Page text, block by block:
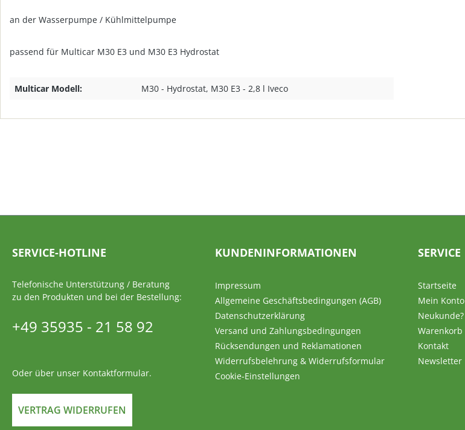
an der Wasserpumpe / Kühlmittelpumpe
passend für Multicar M30 E3 und M30 E3 Hydrostat
Multicar Modell: M30 - Hydrostat, M30 E3 - 2,8 l Iveco
SERVICE-HOTLINE
Telefonische Unterstützung / Beratung
zu den Produkten und bei der Bestellung:
+49 35935 - 21 58 92
Oder über unser Kontaktformular.
VERTRAG WIDERRUFEN
KUNDENINFORMATIONEN
Impressum
Allgemeine Geschäftsbedingungen (AGB)
Datenschutzerklärung
Versand und Zahlungsbedingungen
Rücksendungen und Reklamationen
Widerrufsbelehrung & Widerrufsformular
Cookie-Einstellungen
SERVICE
Startseite
Mein Konto
Neukunde?
Warenkorb
Kontakt
Newsletter